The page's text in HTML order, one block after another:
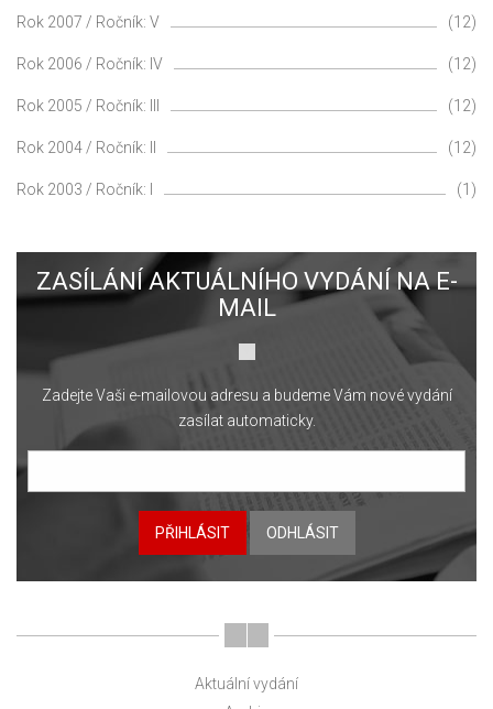
Rok 2007 / Ročník: V (12)
Rok 2006 / Ročník: IV (12)
Rok 2005 / Ročník: III (12)
Rok 2004 / Ročník: II (12)
Rok 2003 / Ročník: I (1)
ZASÍLÁNÍ AKTUÁLNÍHO VYDÁNÍ NA E-
MAIL
Zadejte Vaši e-mailovou adresu a budeme Vám nové vydání
zasílat automaticky.
PŘIHLÁSIT ODHLÁSIT
Aktuální vydání